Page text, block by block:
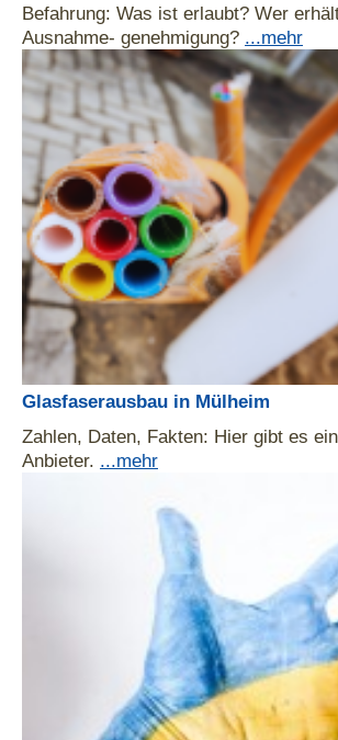
Befahrung: Was ist erlaubt? Wer
Ausnahme- genehmigung? ...mehr
Glasfaserausbau in Mülheim
Zahlen, Daten, Fakten: Hier gibt es
Anbieter. ...mehr